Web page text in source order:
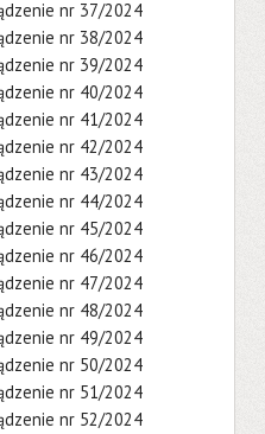
nr 37/2024
nr 38/2024
nr 39/2024
nr 40/2024
nr 41/2024
nr 42/2024
nr 43/2024
nr 44/2024
nr 45/2024
nr 46/2024
nr 47/2024
nr 48/2024
nr 49/2024
nr 50/2024
nr 51/2024
nr 52/2024